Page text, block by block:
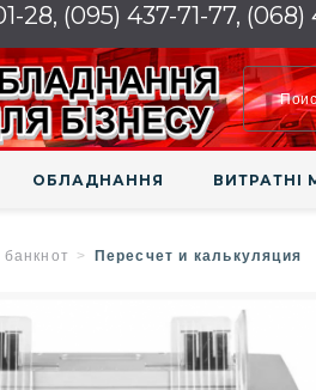
28, (095) 437-71-77,
ОБЛАДНАННЯ ВИТРАТНІ
Пересчет и калькуляция